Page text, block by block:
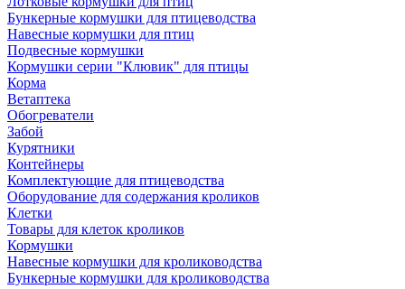
Бункерные кормушки для птицеводства
Навесные кормушки для птиц
Подвесные кормушки
Кормушки серии "Клювик" для птицы
Корма
Ветаптека
Обогреватели
Забой
Курятники
Контейнеры
Комплектующие для птицеводства
Оборудование для содержания кроликов
Клетки
Товары для клеток кроликов
Кормушки
Навесные кормушки для кролиководства
Бункерные кормушки для кролиководства